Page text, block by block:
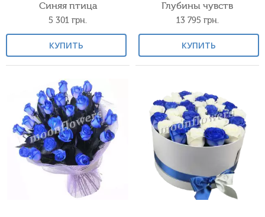
Синяя птица
5 301 грн.
КУПИТЬ
Глубины чувств
13 795 грн.
КУПИТЬ